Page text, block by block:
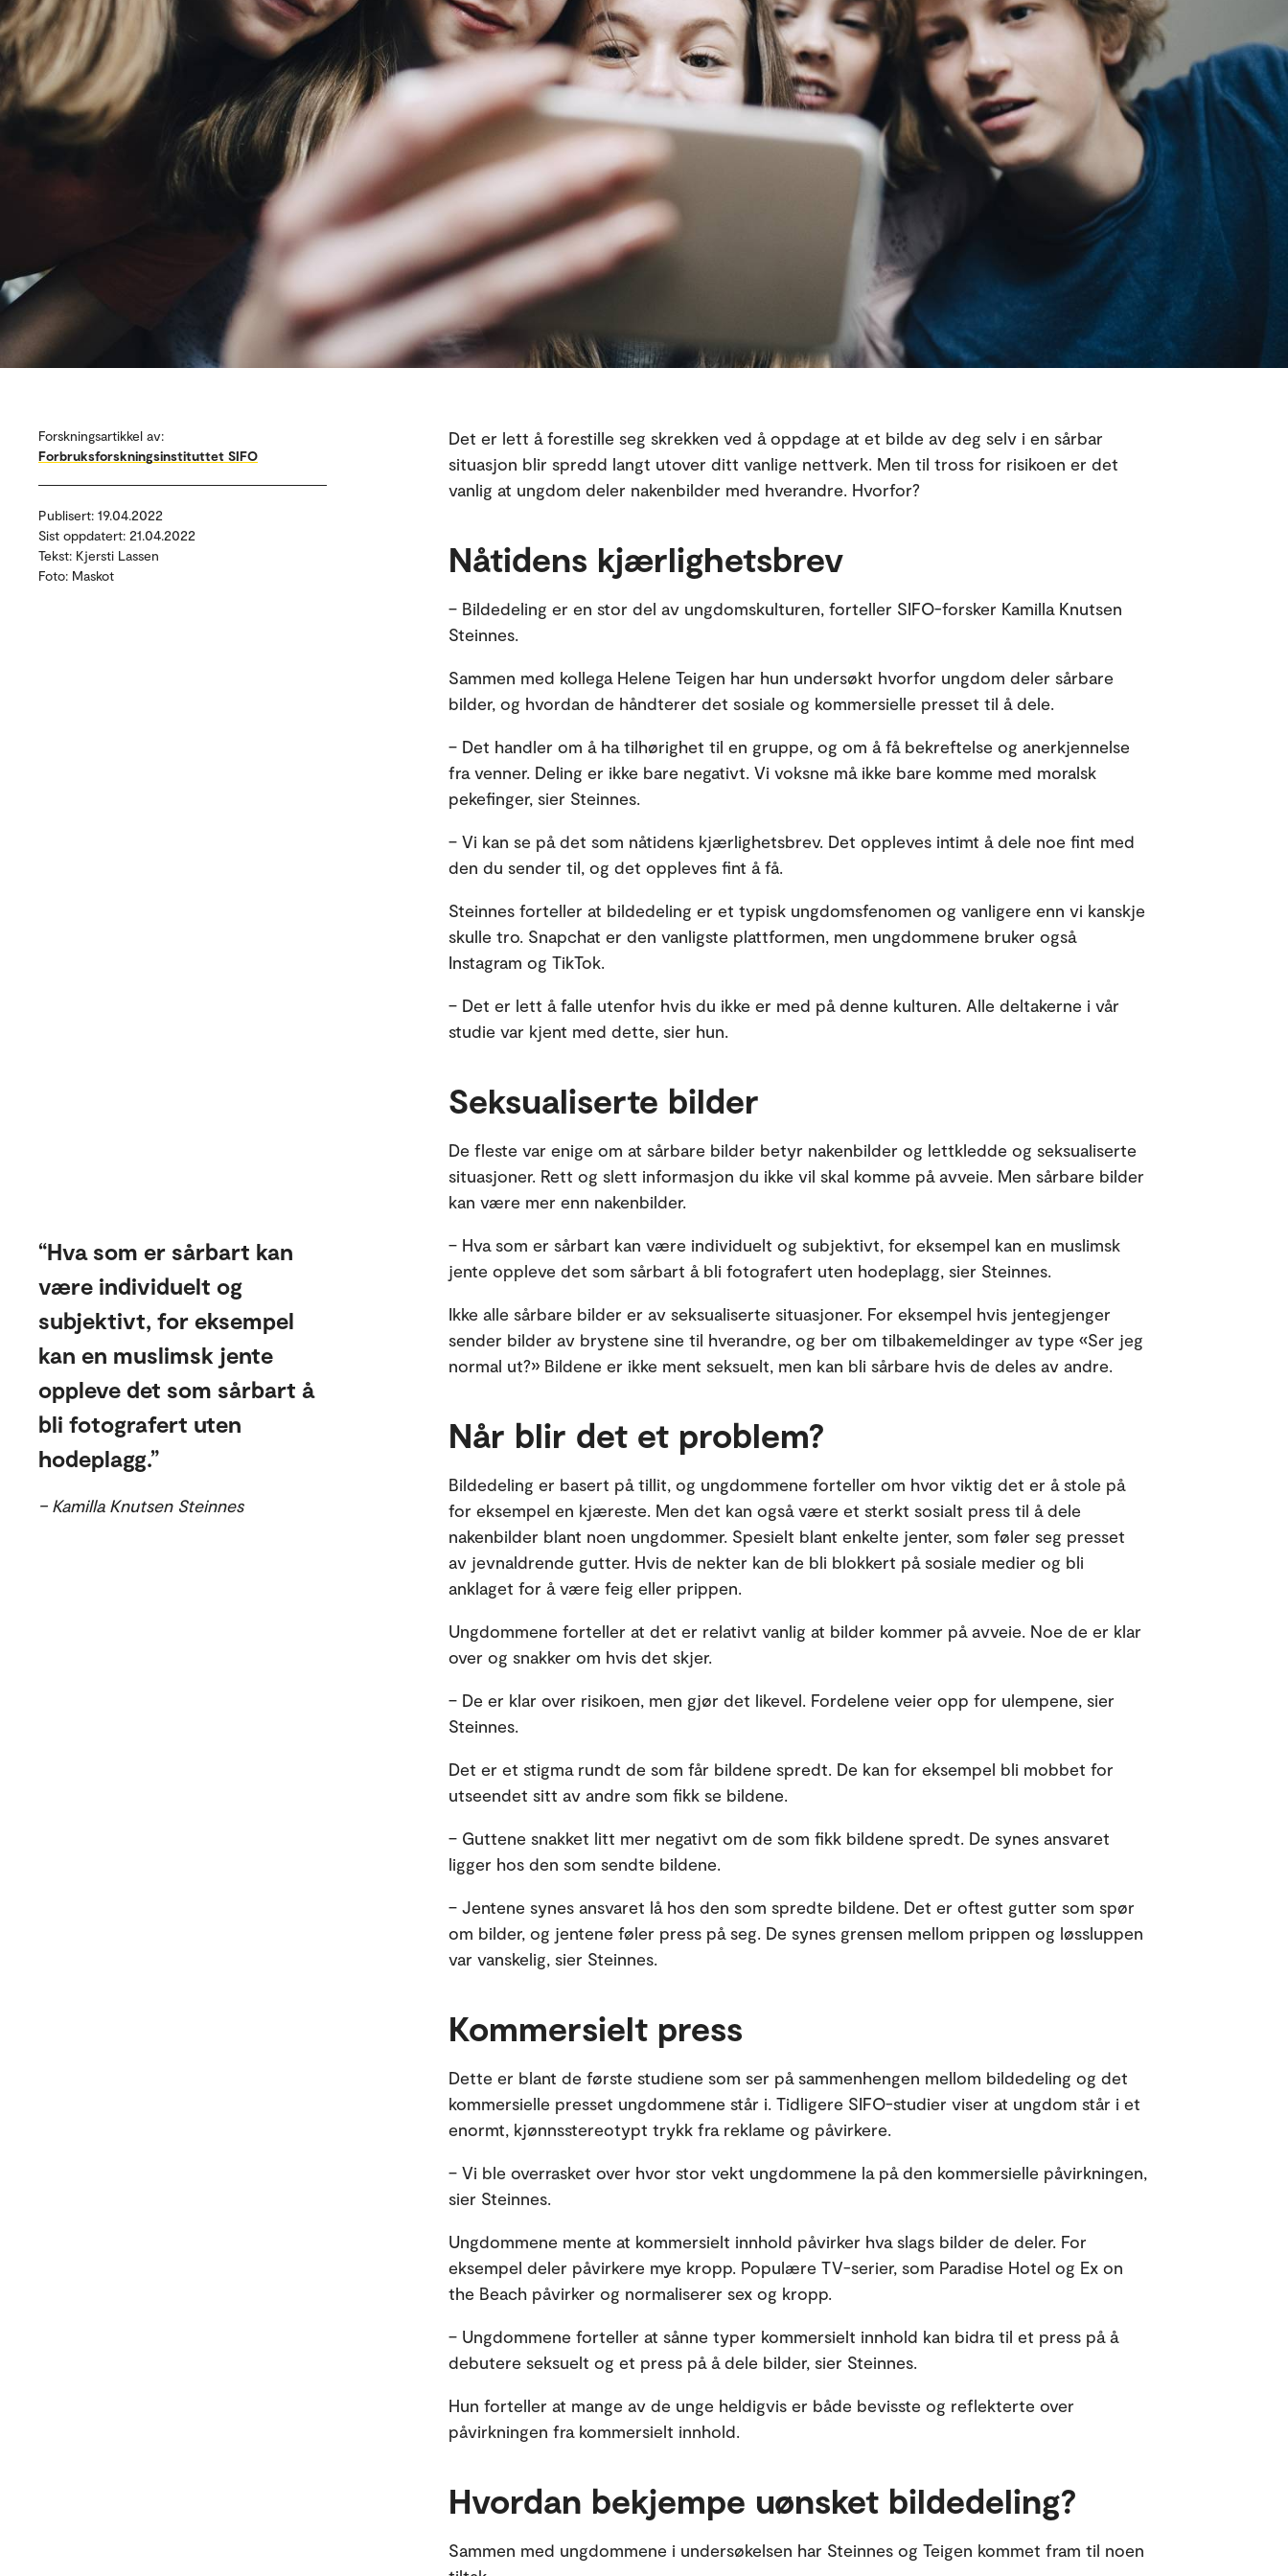
Forskningsartikkel av:
Forbruksforskningsinstituttet SIFO
Publisert: 19.04.2022
Sist oppdatert: 21.04.2022
Tekst: Kjersti Lassen
Foto: Maskot
Det er lett å forestille seg skrekken ved å oppdage at et bilde av deg selv i en sårbar
situasjon blir spredd langt utover ditt vanlige nettverk. Men til tross for risikoen er det
vanlig at ungdom deler nakenbilder med hverandre. Hvorfor?
Nåtidens kjærlighetsbrev
– Bildedeling er en stor del av ungdomskulturen, forteller SIFO-forsker Kamilla Knutsen
Steinnes.
Sammen med kollega Helene Teigen har hun undersøkt hvorfor ungdom deler sårbare
bilder, og hvordan de håndterer det sosiale og kommersielle presset til å dele.
– Det handler om å ha tilhørighet til en gruppe, og om å få bekreftelse og anerkjennelse
fra venner. Deling er ikke bare negativt. Vi voksne må ikke bare komme med moralsk
pekefinger, sier Steinnes.
– Vi kan se på det som nåtidens kjærlighetsbrev. Det oppleves intimt å dele noe fint med
den du sender til, og det oppleves fint å få.
Steinnes forteller at bildedeling er et typisk ungdomsfenomen og vanligere enn vi kanskje
skulle tro. Snapchat er den vanligste plattformen, men ungdommene bruker også
Instagram og TikTok.
– Det er lett å falle utenfor hvis du ikke er med på denne kulturen. Alle deltakerne i vår
studie var kjent med dette, sier hun.
Seksualiserte bilder
De fleste var enige om at sårbare bilder betyr nakenbilder og lettkledde og seksualiserte
situasjoner. Rett og slett informasjon du ikke vil skal komme på avveie. Men sårbare bilder
kan være mer enn nakenbilder.
Hva som er sårbart kan
være individuelt og
subjektivt, for eksempel
kan en muslimsk jente
oppleve det som sårbart å
bli fotografert uten
hodeplagg.
– Kamilla Knutsen Steinnes
– Hva som er sårbart kan være individuelt og subjektivt, for eksempel kan en muslimsk
jente oppleve det som sårbart å bli fotografert uten hodeplagg, sier Steinnes.
Ikke alle sårbare bilder er av seksualiserte situasjoner. For eksempel hvis jentegjenger
sender bilder av brystene sine til hverandre, og ber om tilbakemeldinger av type «Ser jeg
normal ut?» Bildene er ikke ment seksuelt, men kan bli sårbare hvis de deles av andre.
Når blir det et problem?
Bildedeling er basert på tillit, og ungdommene forteller om hvor viktig det er å stole på
for eksempel en kjæreste. Men det kan også være et sterkt sosialt press til å dele
nakenbilder blant noen ungdommer. Spesielt blant enkelte jenter, som føler seg presset
av jevnaldrende gutter. Hvis de nekter kan de bli blokkert på sosiale medier og bli
anklaget for å være feig eller prippen.
Ungdommene forteller at det er relativt vanlig at bilder kommer på avveie. Noe de er klar
over og snakker om hvis det skjer.
– De er klar over risikoen, men gjør det likevel. Fordelene veier opp for ulempene, sier
Steinnes.
Det er et stigma rundt de som får bildene spredt. De kan for eksempel bli mobbet for
utseendet sitt av andre som fikk se bildene.
– Guttene snakket litt mer negativt om de som fikk bildene spredt. De synes ansvaret
ligger hos den som sendte bildene.
– Jentene synes ansvaret lå hos den som spredte bildene. Det er oftest gutter som spør
om bilder, og jentene føler press på seg. De synes grensen mellom prippen og løssluppen
var vanskelig, sier Steinnes.
Kommersielt press
Dette er blant de første studiene som ser på sammenhengen mellom bildedeling og det
kommersielle presset ungdommene står i. Tidligere SIFO-studier viser at ungdom står i et
enormt, kjønnsstereotypt trykk fra reklame og påvirkere.
– Vi ble overrasket over hvor stor vekt ungdommene la på den kommersielle påvirkningen,
sier Steinnes.
Ungdommene mente at kommersielt innhold påvirker hva slags bilder de deler. For
eksempel deler påvirkere mye kropp. Populære TV-serier, som Paradise Hotel og Ex on
the Beach påvirker og normaliserer sex og kropp.
– Ungdommene forteller at sånne typer kommersielt innhold kan bidra til et press på å
debutere seksuelt og et press på å dele bilder, sier Steinnes.
Hun forteller at mange av de unge heldigvis er både bevisste og reflekterte over
påvirkningen fra kommersielt innhold.
Hvordan bekjempe uønsket bildedeling?
Sammen med ungdommene i undersøkelsen har Steinnes og Teigen kommet fram til noen